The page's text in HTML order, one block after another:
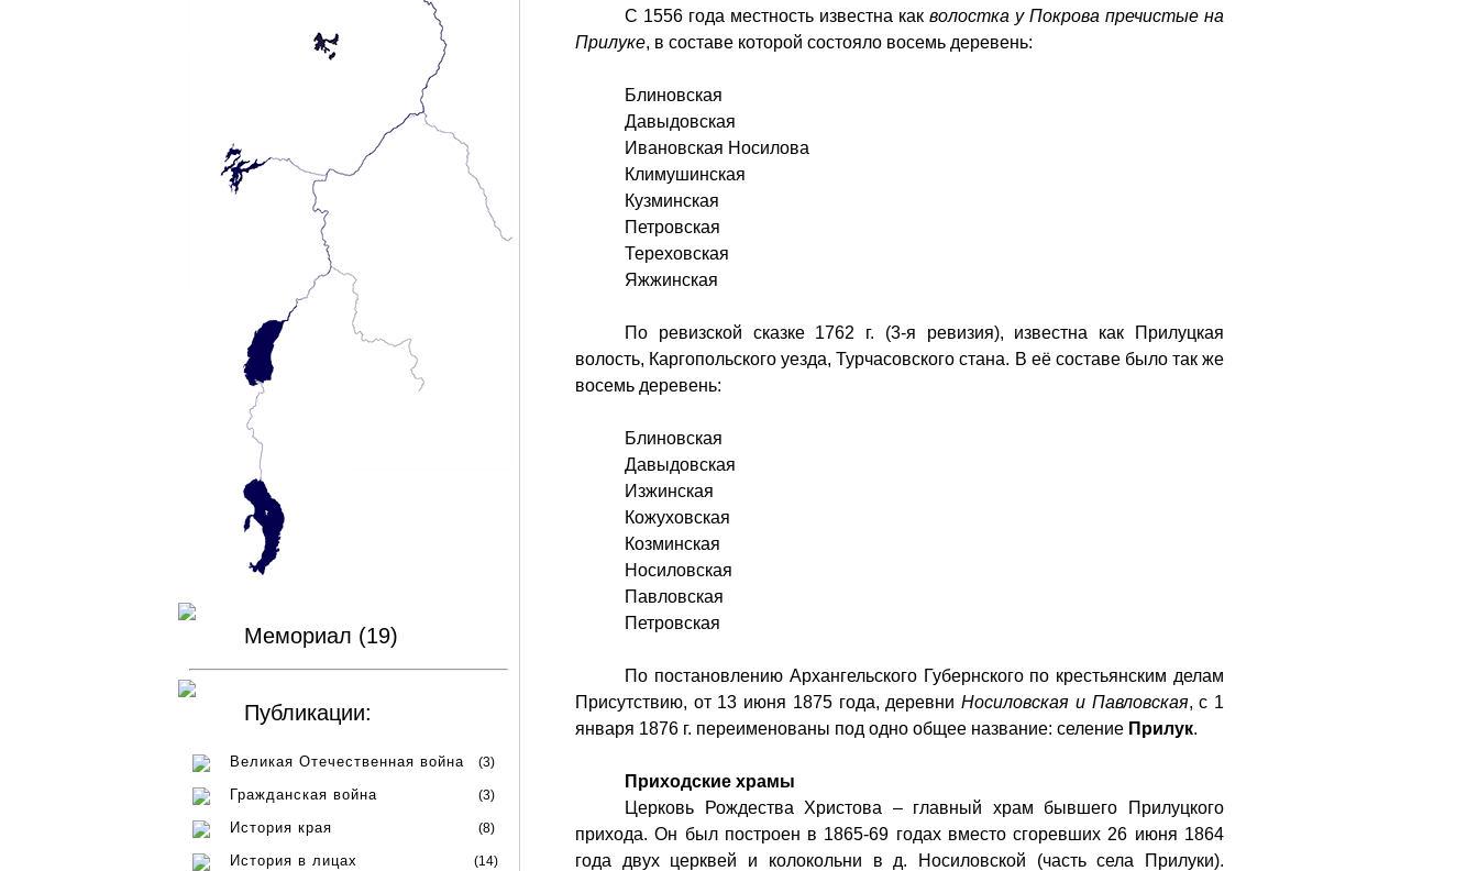
Мемориал (19)
Публикации:
Великая Отечественная война (3)
Гражданская война (3)
История края (8)
История в лицах (14)
С 1556 года местность известна как волостка у Покрова пречистые на
Прилуке, в составе которой состояло восемь деревень:
Блиновская
Давыдовская
Ивановская Носилова
Климушинская
Кузминская
Петровская
Тереховская
Яжжинская
По ревизской сказке 1762 г. (3-я ревизия), известна как Прилуцкая
волость, Каргопольского уезда, Турчасовского стана. В её составе было так же
восемь деревень:
Блиновская
Давыдовская
Изжинская
Кожуховская
Козминская
Носиловская
Павловская
Петровская
По постановлению Архангельского Губернского по крестьянским делам
Присутствию, от 13 июня 1875 года, деревниНосиловская и Павловская, с 1
января 1876 г. переименованы под одно общее название: селение Прилук.
Приходские храмы
Церковь Рождества Христова – главный храм бывшего Прилуцкого
прихода. Он был построен в 1865-69 годах вместо сгоревших 26 июня 1864
года двух церквей и колокольни в д. Носиловской (часть села Прилуки).